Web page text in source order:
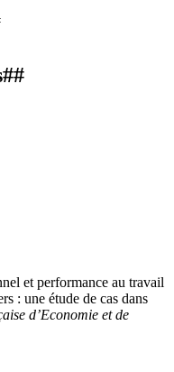
et performance au travail
: une étude de cas dans
d’Economie et de